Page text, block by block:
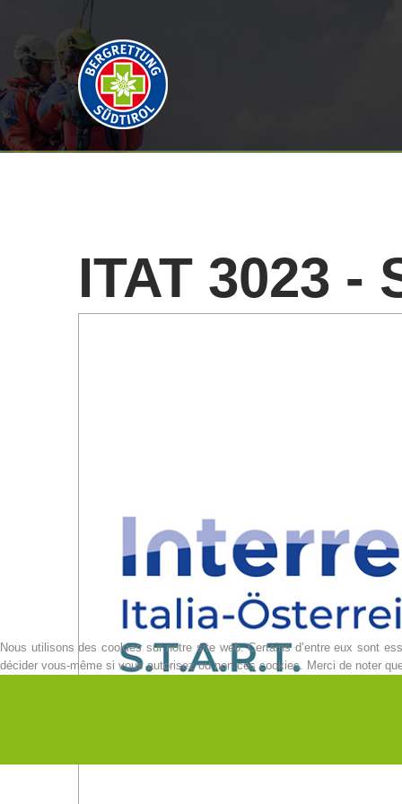
ITAT 3023 -
Nous utilisons des cookies sur notre site web. Certains d’entre eux sont
décider vous-même si vous autorisez ou non ces cookies. Merci de noter